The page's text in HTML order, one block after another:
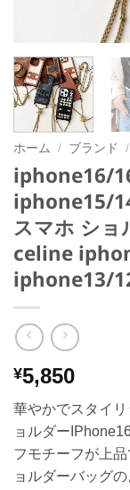
ホーム / ブランド /
iphone16/
iphone15/
スマホ ショ
celine
iphone13/
¥5,850
華やかでスタイ
ョルダー
フモチーフが上
ョルダーバッグ